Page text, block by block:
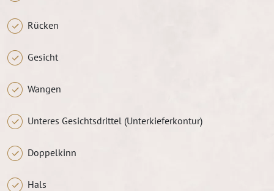
Rücken
Gesicht
Wangen
Unteres Gesichtsdrittel (Unterkieferkontur)
Doppelkinn
Hals